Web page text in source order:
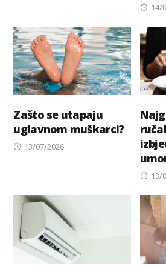
14/
Zašto se utapaju
uglavnom muškarci?
Posted
13/07/2026
13/